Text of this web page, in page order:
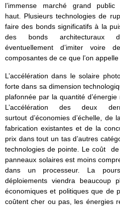
l’immense marché grand
haut. Plusieurs technologies de
faire des bonds significatifs à la
des bonds architecturaux
éventuellement d’imiter voire
composantes de ce que l’on
L’accélération dans le solaire
forte dans sa dimension
plafonnée par la quantité
L’accélération des deux
surtout d’économies d’échelle, de
fabrication existantes et de la
prix dans tout un tas d’autres
technologies de pointe. Le coût de
panneaux solaires est moins
dans un processeur. La
déploiements viendra beaucoup
économiques et politiques que de
coûtent cher ou pas, les énergies